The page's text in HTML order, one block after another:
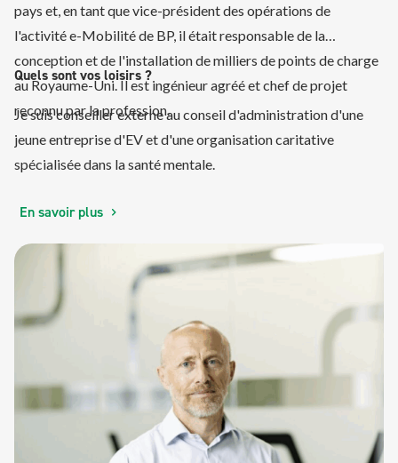
pays et, en tant que vice-président des opérations de
l'activité e-Mobilité de BP, il était responsable de la
conception et de l'installation de milliers de points de charge
au Royaume-Uni. Il est ingénieur agréé et chef de projet
reconnu par la profession.
Quels sont vos loisirs ?
Je suis conseiller externe au conseil d'administration d'une
jeune entreprise d'EV et d'une organisation caritative
spécialisée dans la santé mentale.
En savoir plus